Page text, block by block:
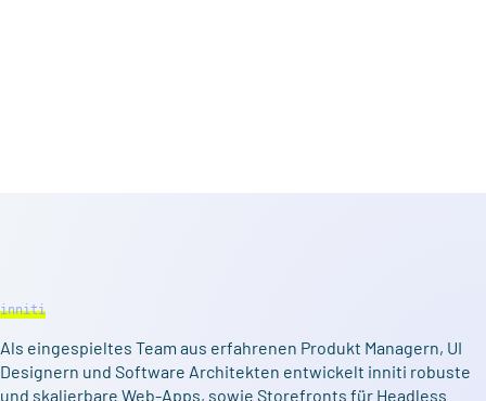
inniti
Als eingespieltes Team aus erfahrenen Produkt Managern, UI
Designern und Software Architekten entwickelt inniti robuste
und skalierbare Web-Apps, sowie Storefronts für Headless